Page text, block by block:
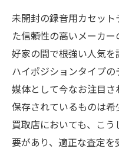
未開封の録音用カセット
た信頼性の高いメーカ
好家の間で根強い人気
ハイポジションタイプ
媒体として今なお注目
保存されているものは希
買取店においても、こ
要があり、適正な査定